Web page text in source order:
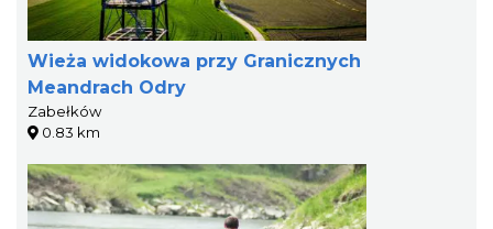
Wieża widokowa przy Granicznych
Meandrach Odry
Zabełków
0.83 km